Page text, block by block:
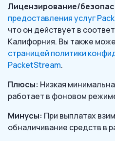
Лицензирование/
предоставления услуг
что он действует в
Калифорния. Вы также
страницей политики
PacketStream.
Плюсы: Низкая
работает в фоновом
Минусы: При выплатах
обналичивание средств в